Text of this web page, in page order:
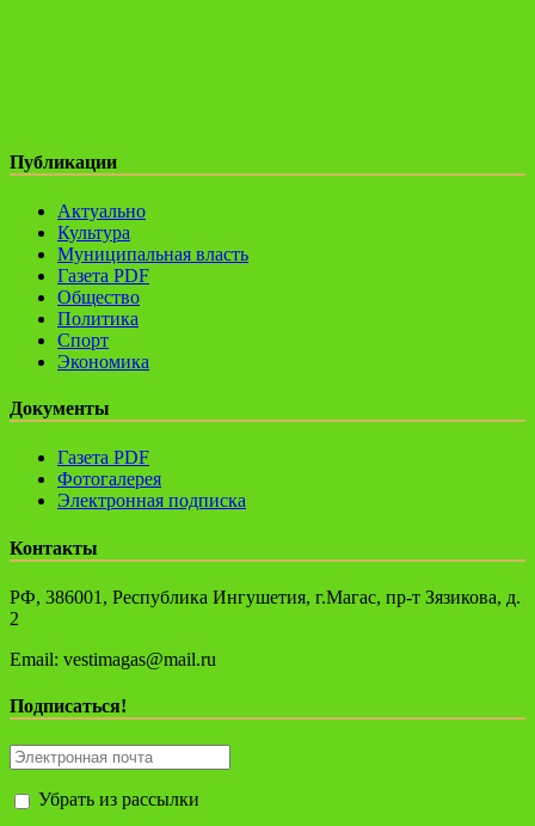
Публикации
Актуально
Культура
Муниципальная власть
Газета PDF
Общество
Политика
Спорт
Экономика
Документы
Газета PDF
Фотогалерея
Электронная подписка
Контакты
РФ, 386001, Республика Ингушетия, г.Магас, пр-т Зязикова, д.
2
Email: vestimagas@mail.ru
Подписаться!
Убрать из рассылки